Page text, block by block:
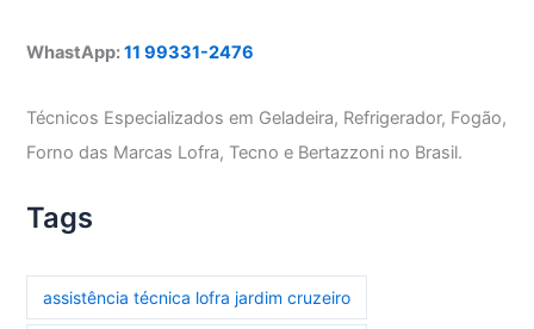
WhastApp:11 99331-2476
Técnicos Especializados em Geladeira, Refrigerador, Fogão,
Forno das Marcas Lofra, Tecno e Bertazzoni no Brasil.
Tags
assistência técnica lofra jardim cruzeiro